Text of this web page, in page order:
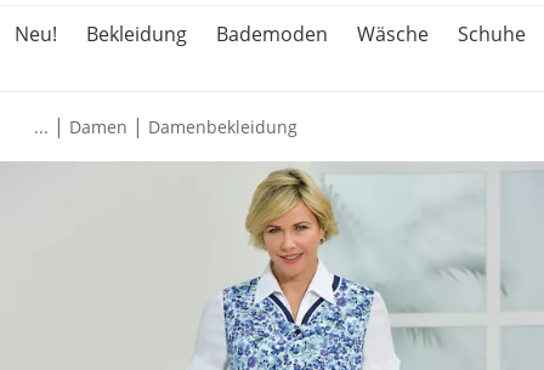
Neu!
Bekleidung Bademoden Wäsche Schuhe
... | Damen | Damenbekleidung